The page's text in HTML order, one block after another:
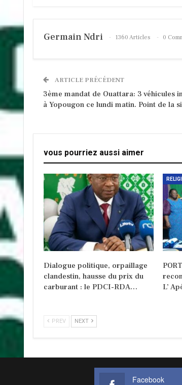
Germain Ndri 1360 Articles 0
ARTICLE PRÉCÉDENT
3ème mandat de Ouattara: 3 véhicules
à Yopougon ce lundi matin. Point de la
vous pourriez aussi aimer
Dialogue politique, orpaillage
clandestin, hausse du prix du
carburant : le PDCI-RDA…
L’
PREV NEXT
Facebook